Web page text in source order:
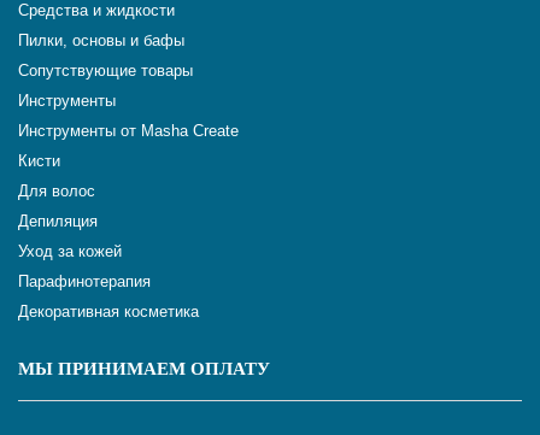
Средства и жидкости
Пилки, основы и бафы
Сопутствующие товары
Инструменты
Инструменты от Masha Create
Кисти
Для волос
Депиляция
Уход за кожей
Парафинотерапия
Декоративная косметика
МЫ ПРИНИМАЕМ ОПЛАТУ